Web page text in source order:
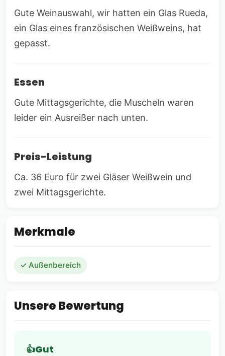
Gute Weinauswahl, wir hatten ein Glas Rueda,
ein Glas eines französischen Weißweins, hat
gepasst.
Essen
Gute Mittagsgerichte, die Muscheln waren
leider ein Ausreißer nach unten.
Preis-Leistung
Ca. 36 Euro für zwei Gläser Weißwein und
zwei Mittagsgerichte.
Merkmale
✓ Außenbereich
Unsere Bewertung
Gut